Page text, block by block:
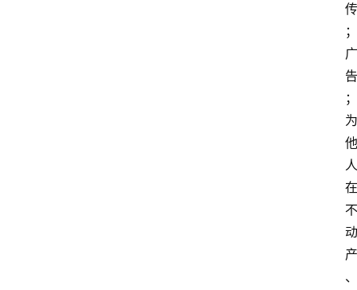
传
；
广
告
；
为
他
人
在
不
动
产
、